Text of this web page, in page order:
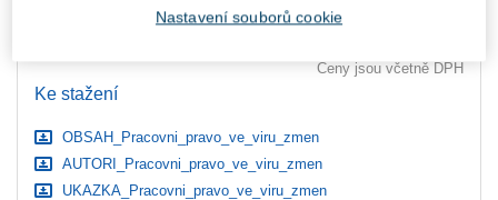
ks Vložit do košíku
Ceny jsou včetně DPH
Ke stažení
OBSAH_Pracovni_pravo_ve_viru_zmen
AUTORI_Pracovni_pravo_ve_viru_zmen
UKAZKA_Pracovni_pravo_ve_viru_zmen
Nastavení souborů cookie